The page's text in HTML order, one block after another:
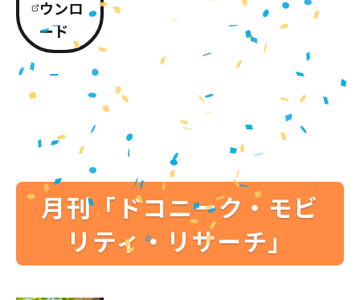
ウンロ
ード
月刊「ドコニーク・モビ
リティ・リサーチ」